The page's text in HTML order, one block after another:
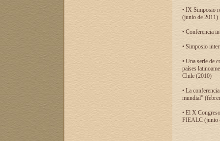
• IX Simposio
(junio de 2011)
• Conferencia
• Simposio
• Una serie de
países
Chile (2010)
• La
mundial”
• El X
FIEALC (junio